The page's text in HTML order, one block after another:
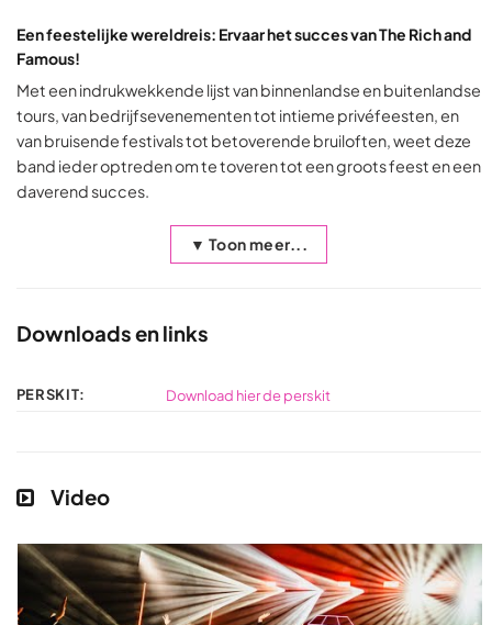
Een feestelijke wereldreis: Ervaar het succes van The Rich and
Famous!
Met een indrukwekkende lijst van binnenlandse en buitenlandse
tours, van bedrijfsevenementen tot intieme privéfeesten, en
van bruisende festivals tot betoverende bruiloften, weet deze
band ieder optreden om te toveren tot een groots feest en een
daverend succes.
▼ Toon meer...
Downloads en links
PERSKIT: Download hier de perskit
Video